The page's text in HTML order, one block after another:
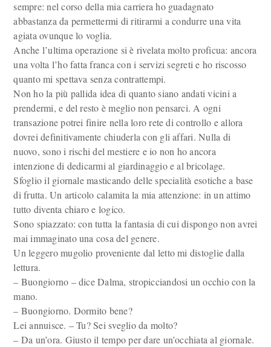
sempre: nel corso della mia carriera ho guadagnato
abbastanza da permettermi di ritirarmi a condurre una vita
agiata ovunque lo voglia.
Anche l’ultima operazione si è rivelata molto proficua: ancora
una volta l’ho fatta franca con i servizi segreti e ho riscosso
quanto mi spettava senza contrattempi.
Non ho la più pallida idea di quanto siano andati vicini a
prendermi, e del resto è meglio non pensarci. A ogni
transazione potrei finire nella loro rete di controllo e allora
dovrei definitivamente chiuderla con gli affari. Nulla di
nuovo, sono i rischi del mestiere e io non ho ancora
intenzione di dedicarmi al giardinaggio e al bricolage.
Sfoglio il giornale masticando delle specialità esotiche a base
di frutta. Un articolo calamita la mia attenzione: in un attimo
tutto diventa chiaro e logico.
Sono spiazzato: con tutta la fantasia di cui dispongo non avrei
mai immaginato una cosa del genere.
Un leggero mugolio proveniente dal letto mi distoglie dalla
lettura.
– Buongiorno – dice Dalma, stropicciandosi un occhio con la
mano.
– Buongiorno. Dormito bene?
Lei annuisce. – Tu? Sei sveglio da molto?
– Da un’ora. Giusto il tempo per dare un’occhiata al giornale.